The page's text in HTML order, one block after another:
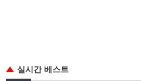
실시간 베스트